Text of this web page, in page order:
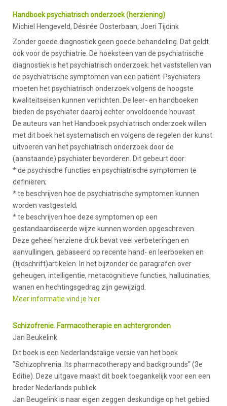
Handboek psychiatrisch onderzoek (herziening)
Michiel Hengeveld, Désirée Oosterbaan, Joeri Tijdink
Zonder goede diagnostiek geen goede behandeling. Dat geldt
ook voor de psychiatrie. De hoeksteen van de psychiatrische
diagnostiek is het psychiatrisch onderzoek: het vaststellen van
de psychiatrische symptomen van een patiënt. Psychiaters
moeten het psychiatrisch onderzoek volgens de hoogste
kwaliteitseisen kunnen verrichten. De leer- en handboeken
bieden de psychiater daarbij echter onvoldoende houvast.
De auteurs van het Handboek psychiatrisch onderzoek willen
met dit boek het systematisch en volgens de regelen der kunst
uitvoeren van het psychiatrisch onderzoek door de
(aanstaande) psychiater bevorderen. Dit gebeurt door:
* de psychische functies en psychiatrische symptomen te
definiëren;
* te beschrijven hoe de psychiatrische symptomen kunnen
worden vastgesteld;
* te beschrijven hoe deze symptomen op een
gestandaardiseerde wijze kunnen worden opgeschreven.
Deze geheel herziene druk bevat veel verbeteringen en
aanvullingen, gebaseerd op recente hand- en leerboeken en
(tijdschrift)artikelen. In het bijzonder de paragrafen over
geheugen, intelligentie, metacognitieve functies, hallucinaties,
wanen en hechtingsgedrag zijn gewijzigd.
Meer informatie vind je hier
Schizofrenie. Farmacotherapie en achtergronden
Jan Beukelink
Dit boek is een Nederlandstalige versie van het boek
"Schizophrenia. Its pharmacotherapy and backgrounds" (3e
Editie). Deze uitgave maakt dit boek toegankelijk voor een een
breder Nederlands publiek.
Jan Beugelink is naar eigen zeggen deskundige op het gebied